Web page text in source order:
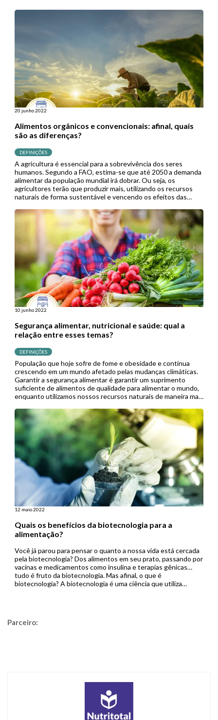
20 junho 2022
Alimentos orgânicos e convencionais: afinal, quais
são as diferenças?
DEFINIÇÕES
A agricultura é essencial para a sobrevivência dos seres
humanos. Segundo a FAO, estima-se que até 2050 a demanda
alimentar da população mundial irá dobrar. Ou seja, os
agricultores terão que produzir mais, utilizando os recursos
naturais de forma sustentável e vencendo os efeitos das
principais de agricultura: a […]
10 junho 2022
Segurança alimentar, nutricional e saúde: qual a
relação entre esses temas?
DEFINIÇÕES
População que hoje sofre de fome e obesidade e continua
crescendo em um mundo afetado pelas mudanças climáticas.
Garantir a segurança alimentar é garantir um suprimento
suficiente de alimentos de qualidade para alimentar o mundo,
enquanto utilizamos nossos recursos naturais de maneira mais
um tema de grande […]
12 maio 2022
Quais os benefícios da biotecnologia para a
alimentação?
Você já parou para pensar o quanto a nossa vida está cercada
pela biotecnologia? Dos alimentos em seu prato, passando por
vacinas e medicamentos como insulina e terapias gênicas…
tudo é fruto da biotecnologia. Mas afinal, o que é
biotecnologia? A biotecnologia é uma ciência que utiliza
Parceiro: